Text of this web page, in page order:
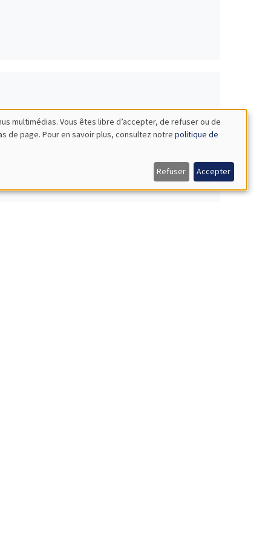
multimédias. Vous êtes libre d’accepter, de refuser ou de
de page. Pour en savoir plus, consultez notre politique de
Refuser Accepter